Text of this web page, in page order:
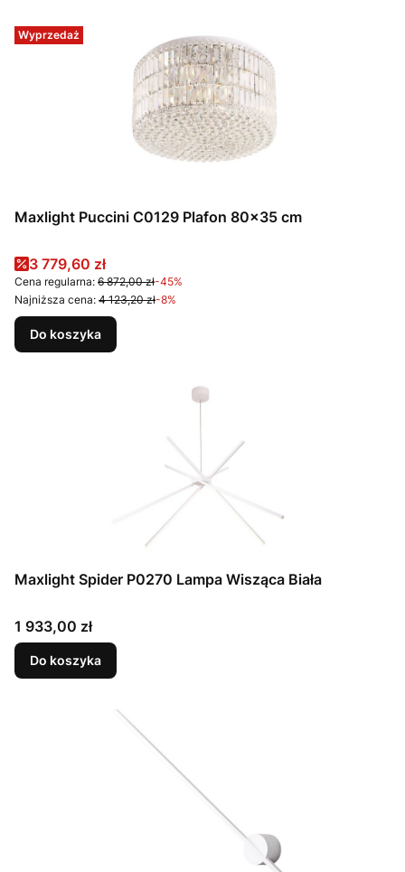
Wyprzedaż
Maxlight Puccini C0129 Plafon 80x35 cm
Cena promocyjna
3 779,60 zł
Cena regularna: 6 872,00 zł-45%
Najniższa cena: 4 123,20 zł-8%
Do koszyka
Maxlight Spider P0270 Lampa Wisząca Biała
Cena
1 933,00 zł
Do koszyka